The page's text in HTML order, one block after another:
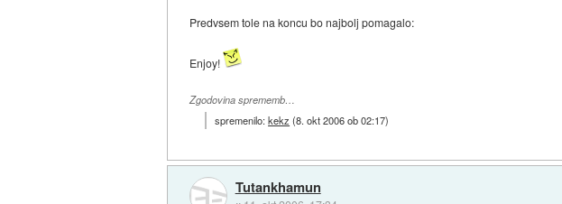
Predvsem tole na koncu bo najbolj pomagalo:
Enjoy!
Zgodovina sprememb…
spremenilo:kekz (8. okt 2006 ob 02:17)
Tutankhamun